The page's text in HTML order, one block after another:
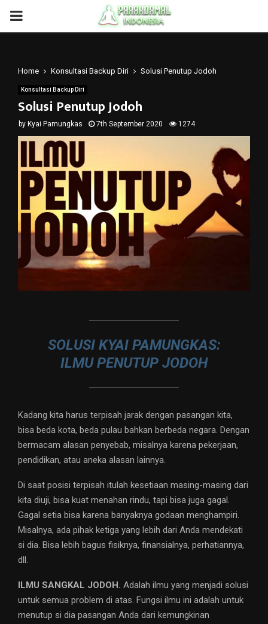
PRIMARY
Home Konsultasi Backup Diri Solusi Penutup Jodoh
Konsultasi Backup Diri
Solusi Penutup Jodoh
by Kyai Pamungkas 7th September 2020 1274
SOLUSI KYAI PAMUNGKAS:
ILMU PENUTUP JODOH
Kadang kita harus terpisah jarak dengan pasangan kita,
bisa beda kota, beda pulau bahkan berbeda negara. Dengan
bermacam alasan penyebab, misalnya karena pekerjaan,
pendidikan, atau aneka alasan lainnya.
Di saat posisi terpisah itulah kesetiaan masing-masing dari
kita diuji, bisa kuat menahan rindu, tapi bisa juga gagal.
Gagal setia bisa karena banyaknya godaan menghampiri.
Misalnya, ada pihak ketiga yang lebih dari Anda mendekati
si dia. Bisa lebih bagus fisiknya, finansialnya, perhatiannya,
dll.
ILMU SANGKAL JODOH. Adalah ilmu yang menjadi solusi
untuk semua problem di atas. Fungsi ilmu ini adalah untuk
menutup si dia pasangan Anda dari kemungkinan